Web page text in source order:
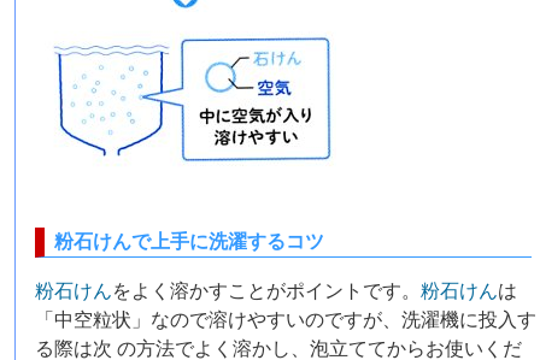
粉石けんで上手に洗濯するコツ
粉石けんをよく溶かすことがポイントです。粉石けんは
「中空粒状」なので溶けやすいのですが、洗濯機に投入す
る際は次 の方法でよく溶かし、泡立ててからお使いくだ